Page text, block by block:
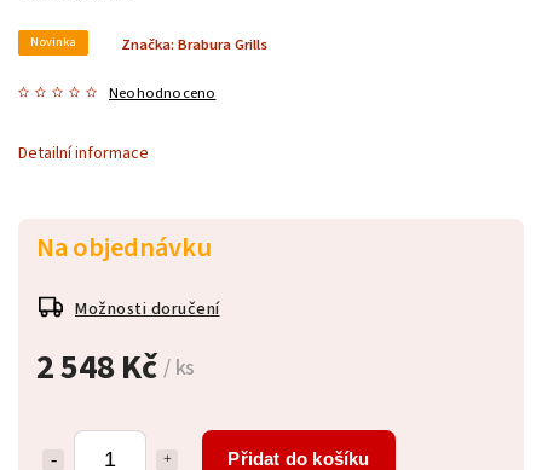
Novinka
Neohodnoceno
Značka: Brabura Grills
2 548 Kč/ ks
Přidat do košíku
Na objednávku
Možnosti doručení
Detailní informace